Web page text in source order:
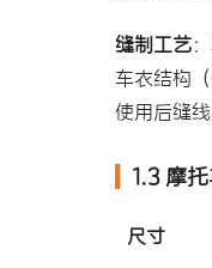
缝制工艺
车衣结构
使用后缝
1.3 摩
尺寸